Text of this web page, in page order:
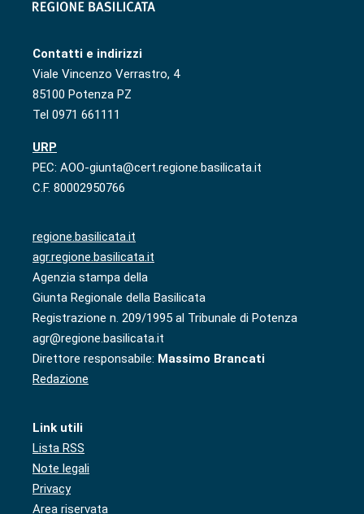
Contatti e indirizzi
Viale Vincenzo Verrastro, 4
85100 Potenza PZ
Tel 0971 661111
URP
PEC: AOO-giunta@cert.regione.basilicata.it
C.F. 80002950766
regione.basilicata.it
agr.regione.basilicata.it
Agenzia stampa della
Giunta Regionale della Basilicata
Registrazione n. 209/1995 al Tribunale di Potenza
agr@regione.basilicata.it
Direttore responsabile: Massimo Brancati
Redazione
Link utili
Lista RSS
Note legali
Privacy
Area riservata